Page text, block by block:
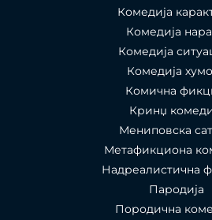
Комедија
Комедија
Комедија
Комедија
Комична
Кринџ
Мениповска
Метафикциона
Надреалистична
Пародија
Породична